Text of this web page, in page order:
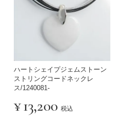
ハートシェイプジェムストーン
ストリングコードネックレ
ス/1240081-
¥13,200 税込